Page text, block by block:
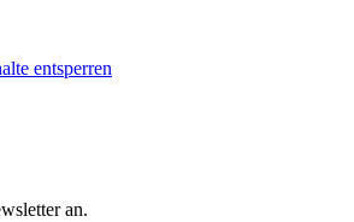
entsperren
an.